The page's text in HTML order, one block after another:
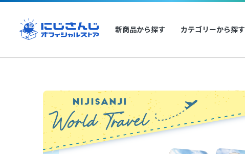
新商品から探す カテゴリーから探す